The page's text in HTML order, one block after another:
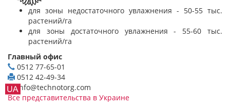
для зоны недостаточного увлажнения - 50-55 тыс.
растений/га
для зоны достаточного увлажнения - 55-60 тыс.
растений/га
Главный офис
0512 77-65-01
0512 42-49-34
info@technotorg.com
Все представительства в Украине